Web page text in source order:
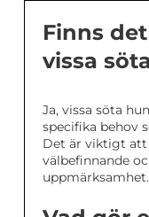
Finns
vissa
Ja, vissa söta
specifika behov
Det är viktigt att
välbefinnande
uppmärksamhet.